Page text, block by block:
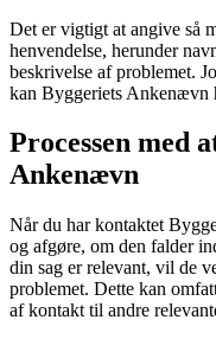
Det er vigtigt at angive så
henvendelse, herunder
beskrivelse af problemet.
kan Byggeriets Ankenævn
Processen med
Ankenævn
Når du har kontaktet
og afgøre, om den falder
din sag er relevant, vil de
problemet. Dette kan
af kontakt til andre